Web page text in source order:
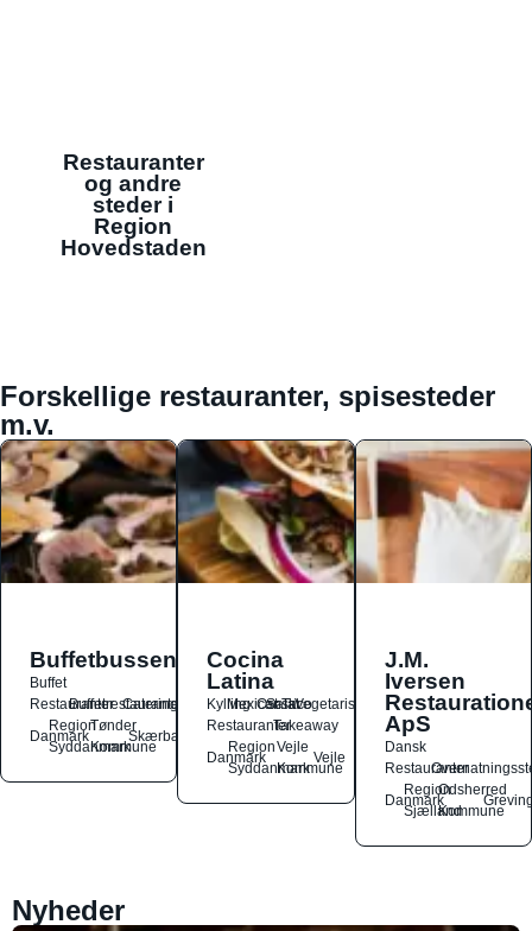
Restauranter
og andre
steder i
Region
Hovedstaden
Forskellige restauranter, spisesteder
m.v.
Buffetbussen
Buffet
Restauranter
Buffetrestauranter
Catering
Danmark
Region
Syddanmark
Tønder
Kommune
Skærbæk
Cocina
Latina
Kylling
Mexicansk
OstSalat
TacoVegetarisk
RestauranterTakeaway
Danmark
Region
Syddanmark
Vejle
Kommune
Vejle
J.M.
Iversen
ApS
Dansk
Restauranter
Danmark
Region
Sjælland
Odsherred
Kommune
Nyheder